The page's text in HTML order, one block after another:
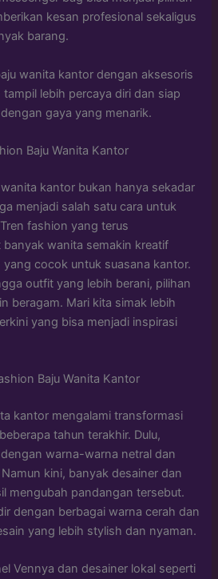
kesan profesional sekaligus
barang.
wanita kantor dengan aksesoris
lebih percaya diri dan siap
gaya yang menarik.
Baju Wanita Kantor
kantor bukan hanya sekadar
menjadi salah satu cara untuk
fashion yang terus
wanita semakin kreatif
yang cocok untuk suasana kantor.
outfit yang lebih berani, pilihan
beragam. Mari kita simak lebih
yang bisa menjadi inspirasi
Baju Wanita Kantor
kantor mengalami transformasi
tahun terakhir. Dulu,
warna-warna netral dan
kini, banyak desainer dan
mengubah pandangan tersebut.
dengan berbagai warna cerah dan
yang lebih stylish dan nyaman.
Vennya dan desainer lokal seperti